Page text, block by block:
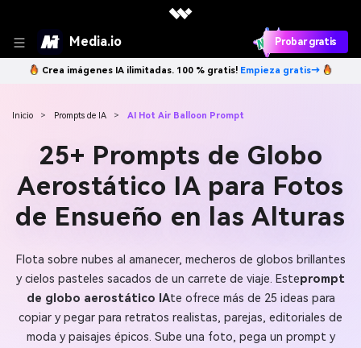
Media.io Probar gratis
Crea imágenes IA ilimitadas. 100 % gratis! Empieza gratis→
Inicio > Prompts de IA > AI Hot Air Balloon Prompt
25+ Prompts de Globo
Aerostático IA para Fotos
de Ensueño en las Alturas
Flota sobre nubes al amanecer, mecheros de globos brillantes
y cielos pasteles sacados de un carrete de viaje. Esteprompt
de globo aerostático IAte ofrece más de 25 ideas para
copiar y pegar para retratos realistas, parejas, editoriales de
moda y paisajes épicos. Sube una foto, pega un prompt y